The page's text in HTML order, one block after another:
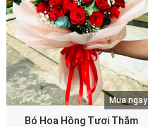
Bó Hoa Hồng Tươi Thắm
Mua ngay